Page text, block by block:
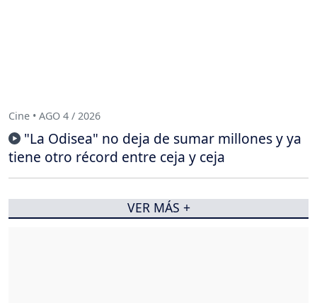
Cine • AGO 4 / 2026
"La Odisea" no deja de sumar millones y ya
tiene otro récord entre ceja y ceja
VER MÁS +